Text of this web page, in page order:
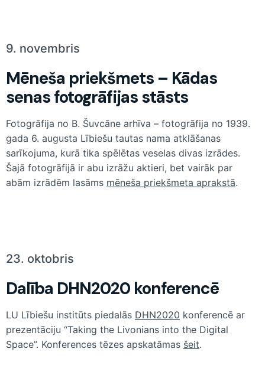
9. novembris
Mēneša priekšmets – Kādas
senas fotogrāfijas stāsts
Fotogrāfija no B. Šuvcāne arhīva – fotogrāfija no 1939.
gada 6. augusta Lībiešu tautas nama atklāšanas
sarīkojuma, kurā tika spēlētas veselas divas izrādes.
Šajā fotogrāfijā ir abu izrāžu aktieri, bet vairāk par
abām izrādēm lasāms mēneša priekšmeta aprakstā.
23. oktobris
Dalība DHN2020 konferencē
LU Lībiešu institūts piedalās DHN2020 konferencē ar
prezentāciju “Taking the Livonians into the Digital
Space”. Konferences tēzes apskatāmas šeit.